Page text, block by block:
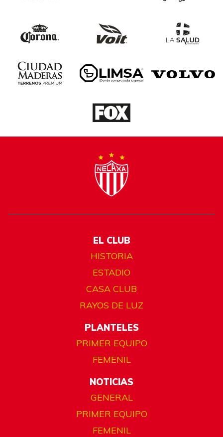
EL CLUB
HISTORIA
ESTADIO
CASA CLUB
RAYOS DE LUZ
PLANTELES
PRIMER EQUIPO
FEMENIL
NOTICIAS
GENERAL
PRIMER EQUIPO
FEMENIL